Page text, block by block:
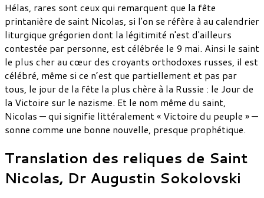
Hélas, rares sont ceux qui remarquent que la fête
printanière de saint Nicolas, si l'on se réfère à au calendrier
liturgique grégorien dont la légitimité n'est d'ailleurs
contestée par personne, est célébrée le 9 mai. Ainsi le saint
le plus cher au cœur des croyants orthodoxes russes, il est
célébré, même si ce n’est que partiellement et pas par
tous, le jour de la fête la plus chère à la Russie : le Jour de
la Victoire sur le nazisme. Et le nom même du saint,
Nicolas — qui signifie littéralement « Victoire du peuple » —
sonne comme une bonne nouvelle, presque prophétique.
Translation des reliques de Saint
Nicolas, Dr Augustin Sokolovski